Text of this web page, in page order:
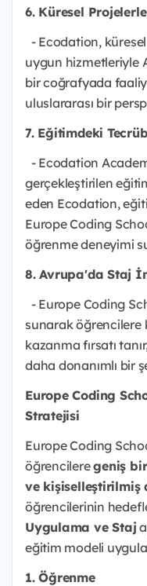
6. Küresel
- Ecodation,
uygun hizmetleriyle
bir coğrafyada
uluslararası bir
7. Eğitimdeki
- Ecodation
gerçekleştirilen
eden Ecodation,
Europe Coding
öğrenme deneyimi
8. Avrupa'da Staj
- Europe Coding
sunarak öğrencilere
kazanma fırsatı
daha donanımlı bir
Europe Coding
Stratejisi
Europe Coding
öğrencileregeniş
ve kişiselleştirilmiş
öğrencilerinin
Uygulama ve Staj
eğitim modeli
1. Öğrenme